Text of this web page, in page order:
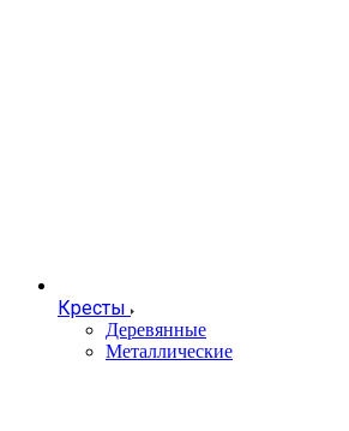
Кресты
Деревянные
Металлические